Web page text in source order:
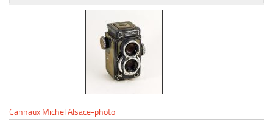
Le marché du mobilier d’occasion
Cannaux Michel Alsace-photo